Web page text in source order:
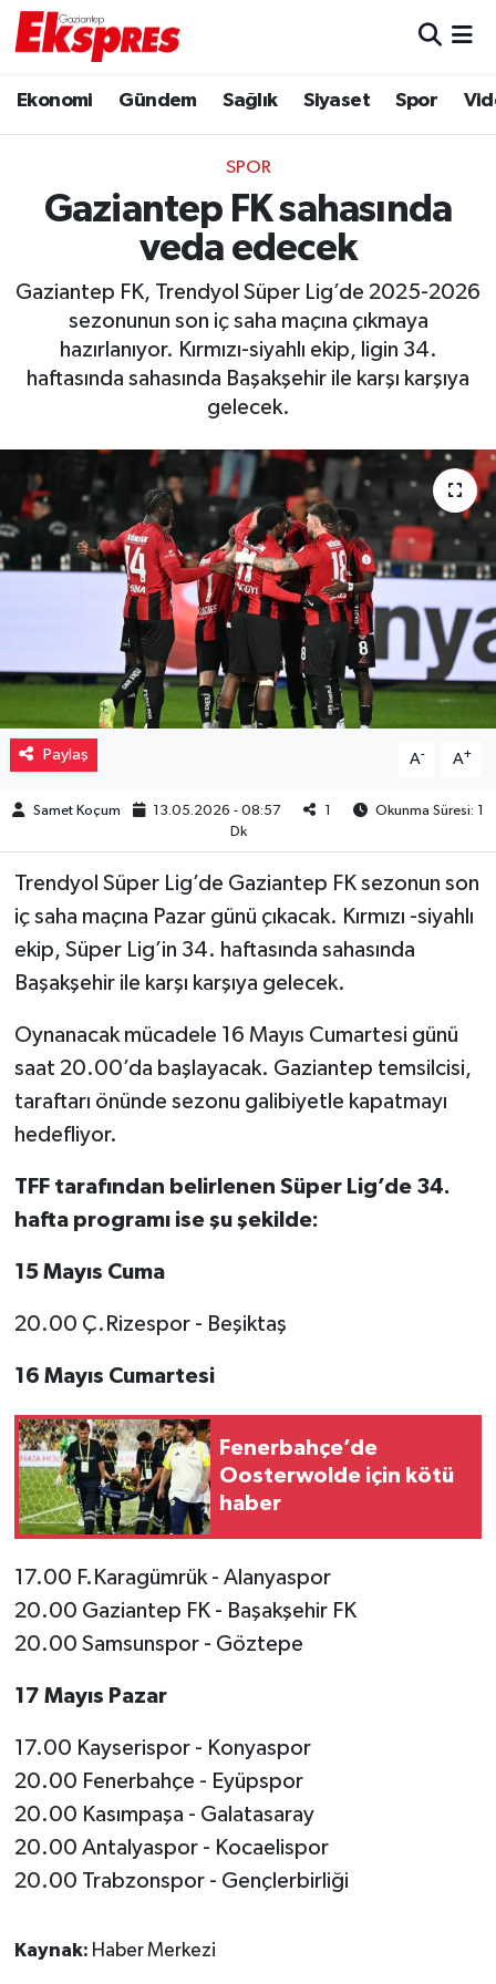
Ekonomi Gündem Sağlık Siyaset Spor
SPOR
Gaziantep FK sahasında
veda edecek
Gaziantep FK, Trendyol Süper Lig’de 2025-2026
sezonunun son iç saha maçına çıkmaya
hazırlanıyor. Kırmızı-siyahlı ekip, ligin 34.
haftasında sahasında Başakşehir ile karşı karşıya
gelecek.
Paylaş A- A+
Samet Koçum 13.05.2026 - 08:57 1
Okunma Süresi: 1
Dk
Trendyol Süper Lig’de Gaziantep FK sezonun son
iç saha maçına Pazar günü çıkacak. Kırmızı -siyahlı
ekip, Süper Lig’in 34. haftasında sahasında
Başakşehir ile karşı karşıya gelecek.
Oynanacak mücadele 16 Mayıs Cumartesi günü
saat 20.00’da başlayacak. Gaziantep temsilcisi,
taraftarı önünde sezonu galibiyetle kapatmayı
hedefliyor.
TFF tarafından belirlenen Süper Lig’de 34.
hafta programı ise şu şekilde:
15 Mayıs Cuma
20.00 Ç.Rizespor - Beşiktaş
16 Mayıs Cumartesi
Fenerbahçe’de
Oosterwolde için kötü
haber
17.00 F.Karagümrük - Alanyaspor
20.00 Gaziantep FK - Başakşehir FK
20.00 Samsunspor - Göztepe
17 Mayıs Pazar
17.00 Kayserispor - Konyaspor
20.00 Fenerbahçe - Eyüpspor
20.00 Kasımpaşa - Galatasaray
20.00 Antalyaspor - Kocaelispor
20.00 Trabzonspor - Gençlerbirliği
Kaynak: Haber Merkezi
Ekonomi
Gaziantep son dakika
Gündem
Haberler
Magazin
Müzik
Resmi İlanlar
Sağlık
Sinemalar
Siyaset
Spor
Teknoloji
Türkiye
Video Haber
Yaşam
Yemek
Trafik Durumu
Puan Durumu ve Fikstür
Tüm Manşetler
Son Dakika Haberleri
Haber Arşivi